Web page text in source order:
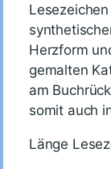
Herzform
gemalten
am
somit auch
Länge